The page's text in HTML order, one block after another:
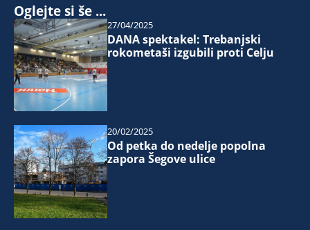
Oglejte si še ...
DANA spektakel: Trebanjski
rokometaši izgubili proti Celju
27/04/2025
Od petka do nedelje popolna
zapora Šegove ulice
20/02/2025